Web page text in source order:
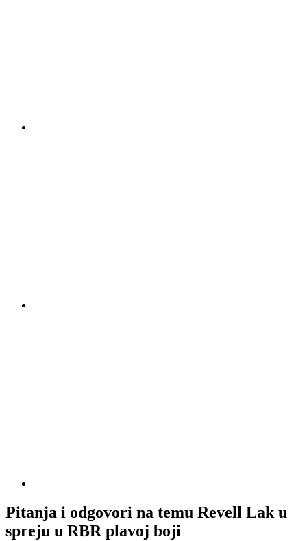
Pitanja i odgovori na temu Revell Lak u
spreju u RBR plavoj boji